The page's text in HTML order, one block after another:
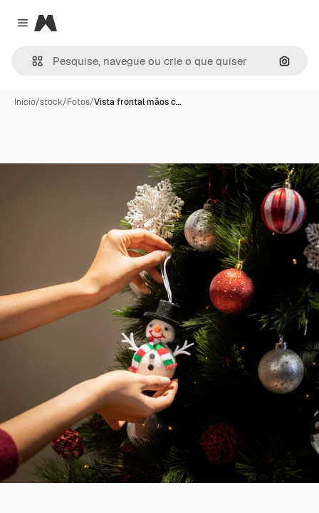
Close menu
Magnific
Início/stock/Fotos/Vista frontal mãos c…